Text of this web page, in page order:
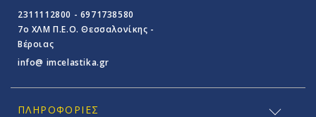
2311112800 - 6971738580
7o ΧΛΜ Π.E.O. Θεσσαλονίκης -
Βέροιας
info@ imcelastika.gr
ΠΛΗΡΟΦΟΡΊΕΣ